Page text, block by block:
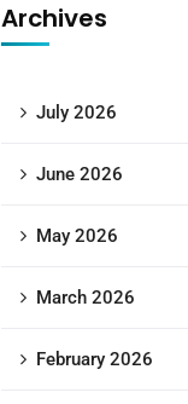
Archives
July 2026
June 2026
May 2026
March 2026
February 2026